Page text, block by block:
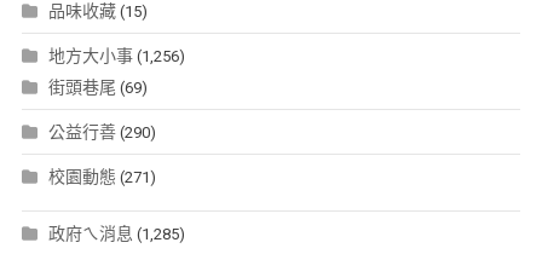
品味收藏(15)
地方大小事(1,256)
街頭巷尾 (69)
公益行善(290)
校園動態 (271)
政府ㄟ消息 (1,285)